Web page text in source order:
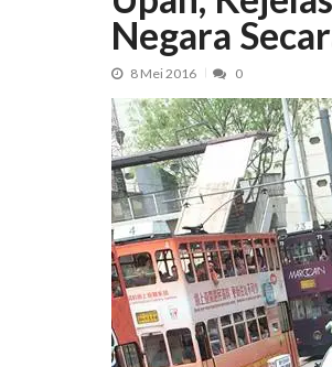
Negara
8 Mei 2016 0